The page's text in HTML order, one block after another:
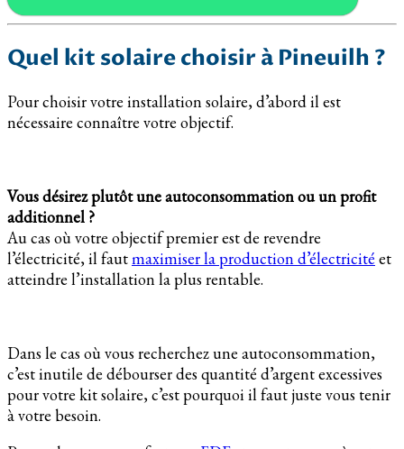
Quel kit solaire choisir à Pineuilh ?
Pour choisir votre installation solaire, d’abord il est
nécessaire connaître votre objectif.
Vous désirez plutôt une autoconsommation ou un profit
additionnel ?
Au cas où votre objectif premier est de revendre
l’électricité, il fautmaximiser la production d’électricité et
atteindre l’installation la plus rentable.
Dans le cas où vous recherchez une autoconsommation,
c’est inutile de débourser des quantité d’argent excessives
pour votre kit solaire, c’est pourquoi il faut juste vous tenir
à votre besoin.